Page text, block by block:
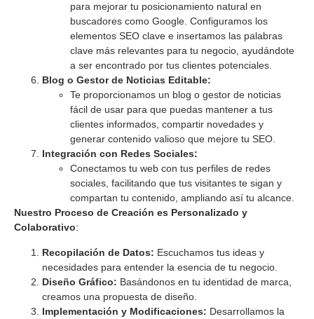
para mejorar tu posicionamiento natural en
buscadores como Google. Configuramos los
elementos SEO clave e insertamos las palabras
clave más relevantes para tu negocio, ayudándote
a ser encontrado por tus clientes potenciales.
Blog o Gestor de Noticias Editable:
Te proporcionamos un blog o gestor de noticias
fácil de usar para que puedas mantener a tus
clientes informados, compartir novedades y
generar contenido valioso que mejore tu SEO.
Integración con Redes Sociales:
Conectamos tu web con tus perfiles de redes
sociales, facilitando que tus visitantes te sigan y
compartan tu contenido, ampliando así tu alcance.
Nuestro Proceso de Creación es Personalizado y
Colaborativo:
Recopilación de Datos: Escuchamos tus ideas y
necesidades para entender la esencia de tu negocio.
Diseño Gráfico: Basándonos en tu identidad de marca,
creamos una propuesta de diseño.
Implementación y Modificaciones: Desarrollamos la